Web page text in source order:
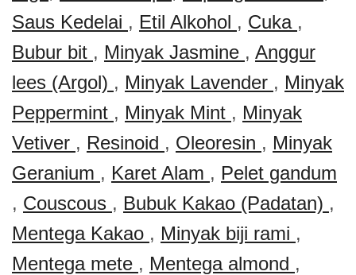
Saus Kedelai , Etil Alkohol , Cuka ,
Bubur bit , Minyak Jasmine , Anggur
lees (Argol) , Minyak Lavender , Minyak
Peppermint , Minyak Mint , Minyak
Vetiver , Resinoid , Oleoresin , Minyak
Geranium , Karet Alam , Pelet gandum
, Couscous , Bubuk Kakao (Padatan) ,
Mentega Kakao , Minyak biji rami ,
Mentega mete , Mentega almond ,